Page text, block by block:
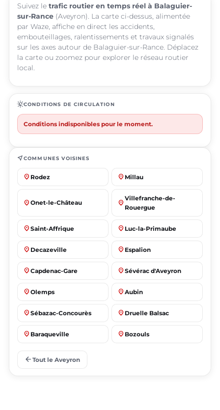
Suivez le trafic routier en temps réel à Balaguier-
sur-Rance (Aveyron). La carte ci-dessus, alimentée
par Waze, affiche en direct les accidents,
embouteillages, ralentissements et travaux signalés
sur les axes autour de Balaguier-sur-Rance. Déplacez
la carte ou zoomez pour explorer le réseau routier
local.
routineCONDITIONS DE CIRCULATION
Conditions indisponibles pour le moment.
near_meCOMMUNES VOISINES
place Rodez place Millau
place Onet-le-Château place
Villefranche-de-
Rouergue
place Saint-Affrique place Luc-la-Primaube
place Decazeville place Espalion
place Capdenac-Gare place Sévérac d'Aveyron
place Olemps place Aubin
place Sébazac-Concourès place Druelle Balsac
place Baraqueville place Bozouls
place
arrow_back Tout le Aveyron